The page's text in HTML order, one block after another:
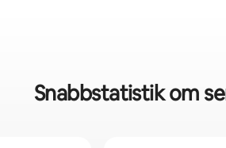
Snabbstatistik om